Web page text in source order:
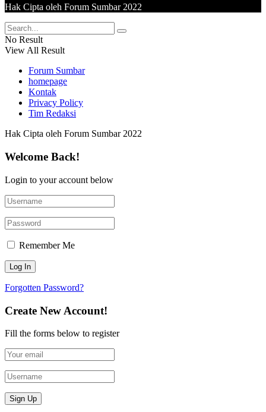
Hak Cipta oleh Forum Sumbar 2022
No Result
View All Result
Forum Sumbar
homepage
Kontak
Privacy Policy
Tim Redaksi
Hak Cipta oleh Forum Sumbar 2022
Welcome Back!
Login to your account below
Remember Me
Forgotten Password?
Create New Account!
Fill the forms below to register